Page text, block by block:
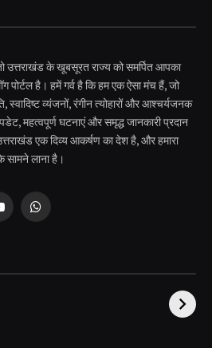
उत्तराखंड के खूबसूरत राज्य को समर्पित आपका
पोर्टल है। हमें गर्व है कि हम एक ऐसा मंच हैं, जो
व्यंजनों, रंगीन त्योहारों और आश्चर्यजनक
महत्वपूर्ण घटनाएं और समृद्ध जानकारी प्रदान
एक दिव्य आकर्षण का देश है, और हमारा
सामने लाना है।
WhatsApp
है
उत्तराखंड की एक ऐसी